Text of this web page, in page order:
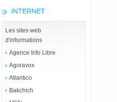
INTERNET
Les sites web
d'informations
Agence Info Libre
Agoravox
Atlantico
Bakchich